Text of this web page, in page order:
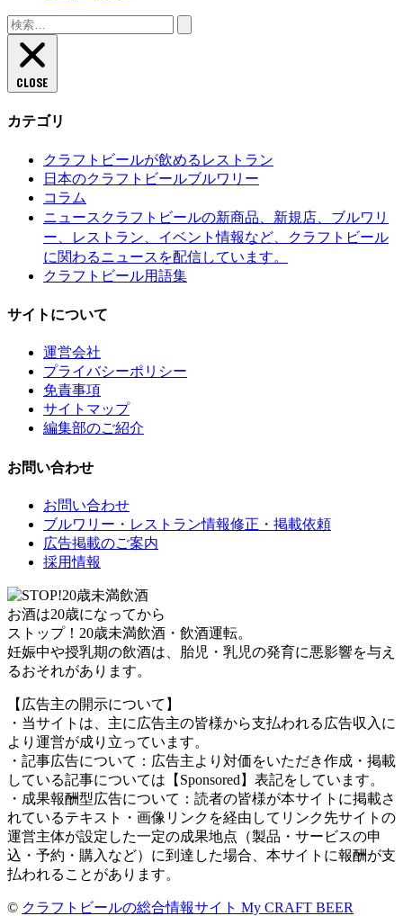
検
索:
CLOSE
カテゴリ
クラフトビールが飲めるレストラン
日本のクラフトビールブルワリー
コラム
ニュース クラフトビールの新商品、新規店、ブルワリ
ー、レストラン、イベント情報など、クラフトビール
に関わるニュースを配信しています。
クラフトビール用語集
サイトについて
運営会社
プライバシーポリシー
免責事項
サイトマップ
編集部のご紹介
お問い合わせ
お問い合わせ
ブルワリー・レストラン情報修正・掲載依頼
広告掲載のご案内
採用情報
お酒は20歳になってから
ストップ！20歳未満飲酒・飲酒運転。
妊娠中や授乳期の飲酒は、胎児・乳児の発育に悪影響を与え
るおそれがあります。
【広告主の開示について】
・当サイトは、主に広告主の皆様から支払われる広告収入に
より運営が成り立っています。
・記事広告について：広告主より対価をいただき作成・掲載
している記事については【Sponsored】表記をしています。
・成果報酬型広告について：読者の皆様が本サイトに掲載さ
れているテキスト・画像リンクを経由してリンク先サイトの
運営主体が設定した一定の成果地点（製品・サービスの申
込・予約・購入など）に到達した場合、本サイトに報酬が支
払われることがあります。
© クラフトビールの総合情報サイト My CRAFT BEER